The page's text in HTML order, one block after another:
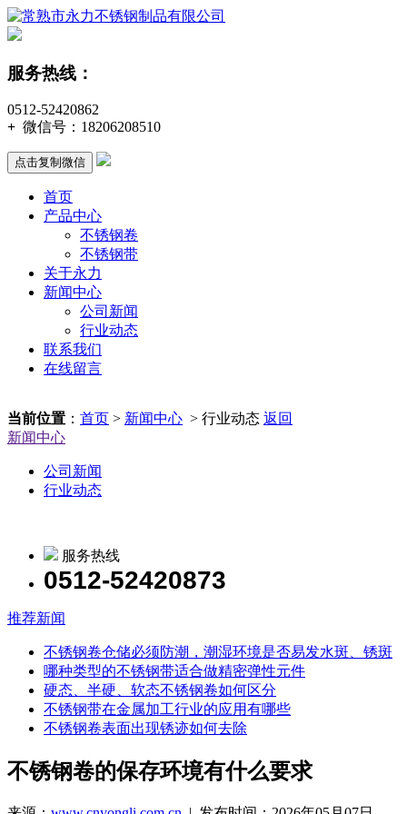
服务热线：
0512-52420862
+ 微信号： 18206208510
点击复制微信
首页
产品中心
不锈钢卷
不锈钢带
关于永力
新闻中心
公司新闻
行业动态
联系我们
在线留言
当前位置 ： 首页 > 新闻中心 > 行业动态 返回
新闻中心
公司新闻
行业动态
服务热线
0512-52420873
推荐新闻
不锈钢卷仓储必须防潮，潮湿环境是否易发水斑、锈斑
哪种类型的不锈钢带适合做精密弹性元件
硬态、半硬、软态不锈钢卷如何区分
不锈钢带在金属加工行业的应用有哪些
不锈钢卷表面出现锈迹如何去除
不锈钢卷的保存环境有什么要求